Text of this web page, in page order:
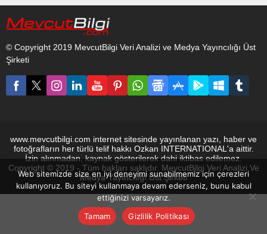
konuşulan Türk yapımı
dizilerinden biri olmayı
izleyicinin gözünden aldığı
tam not ile başardı
diyebiliriz. Kanunsuz
Topraklar 8. Bölüm İzle
Kanunsuz Topraklar
© Copyright 2019 MevcutBilgi Veri Analizi ve Medya Yayıncılığı Üst
Şirketi
www.mevcutbilgi.com internet sitesinde yayınlanan yazı, haber ve
fotoğrafların her türlü telif hakkı Ozkan INTERNATIONAL'a aittir.
İzin alınmadan, kaynak gösterilerek dahi iktibas edilemez.
Copyright © 2019 - Tüm hakları saklıdır. MevcutBilgi Veri Analizi Ve
Medya Yayıncılığı Üst Şirketi
Web sitemizde size en iyi deneyimi sunabilmemiz için çerezleri
kullanıyoruz. Bu siteyi kullanmaya devam ederseniz, bunu kabul
ettiğinizi varsayarız.
Tamam
Gizlilik Politikası